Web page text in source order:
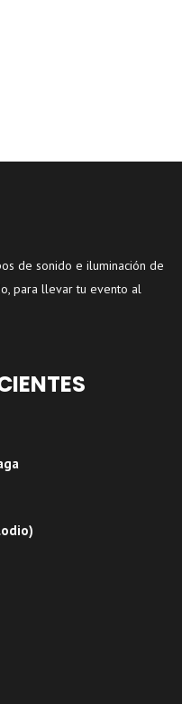
de sonido e iluminación de
para llevar tu evento al